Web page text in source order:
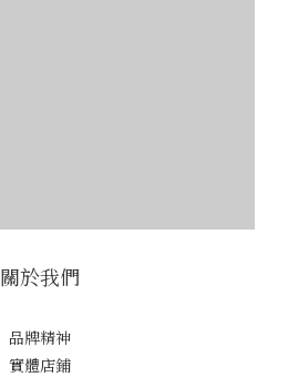
關於我們
品牌精神
實體店鋪